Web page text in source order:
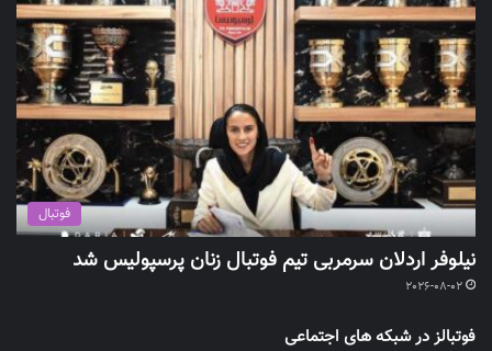
فوتبال
نیلوفر اردلان سرمربی تیم فوتبال زنان پرسپولیس شد
2026-08-02
فوتبالز در شبکه های اجتماعی